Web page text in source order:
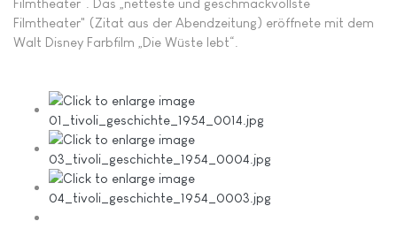
Filmtheater“. Das „netteste und geschmackvollste
Filmtheater" (Zitat aus der Abendzeitung) eröffnete mit dem
Walt Disney Farbfilm „Die Wüste lebt“.